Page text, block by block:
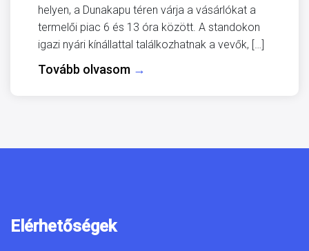
helyen, a Dunakapu téren várja a vásárlókat a
termelői piac 6 és 13 óra között. A standokon
igazi nyári kínállattal találkozhatnak a vevők, […]
Tovább olvasom →
Elérhetőségek